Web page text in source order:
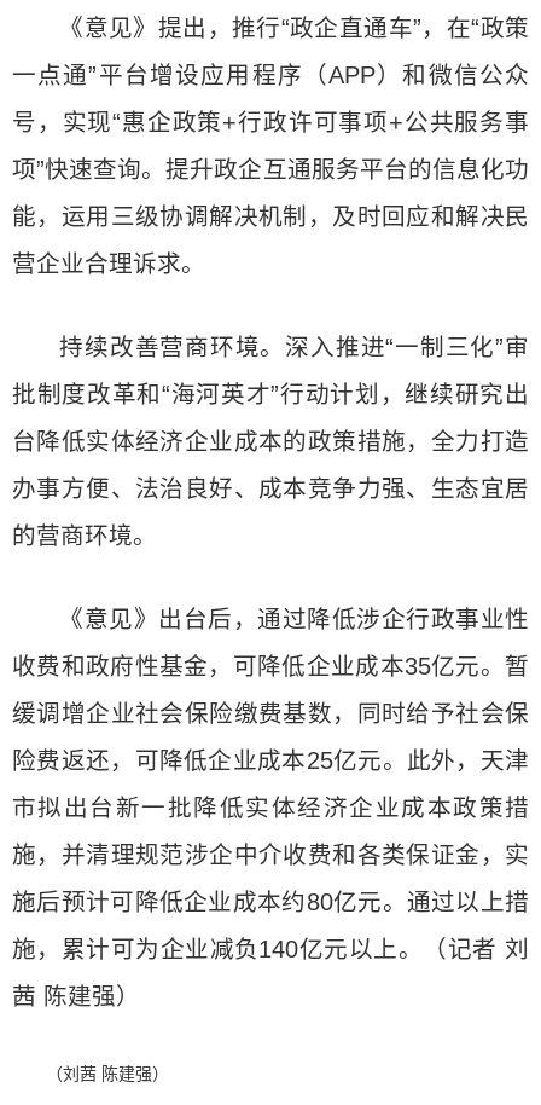
《意见》提出，推行“政企直通车”，在“政策
一点通”平台增设应用程序（APP）和微信公众
号，实现“惠企政策+行政许可事项+公共服务事
项”快速查询。提升政企互通服务平台的信息化功
能，运用三级协调解决机制，及时回应和解决民
营企业合理诉求。
持续改善营商环境。深入推进“一制三化”审
批制度改革和“海河英才”行动计划，继续研究出
台降低实体经济企业成本的政策措施，全力打造
办事方便、法治良好、成本竞争力强、生态宜居
的营商环境。
《意见》出台后，通过降低涉企行政事业性
收费和政府性基金，可降低企业成本35亿元。暂
缓调增企业社会保险缴费基数，同时给予社会保
险费返还，可降低企业成本25亿元。此外，天津
市拟出台新一批降低实体经济企业成本政策措
施，并清理规范涉企中介收费和各类保证金，实
施后预计可降低企业成本约80亿元。通过以上措
施，累计可为企业减负140亿元以上。（记者 刘
茜 陈建强）
（刘茜 陈建强）